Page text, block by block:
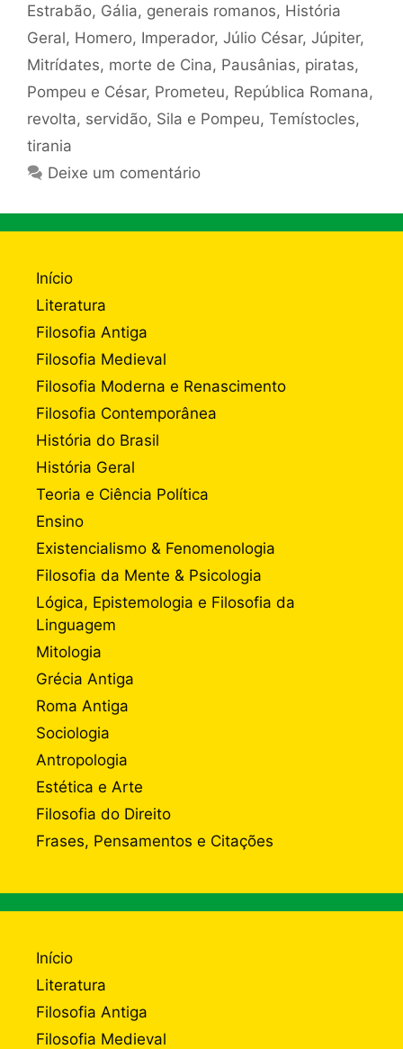
Estrabão, Gália, generais romanos, História
Geral, Homero, Imperador, Júlio César, Júpiter,
Mitrídates, morte de Cina, Pausânias, piratas,
Pompeu e César, Prometeu, República Romana,
revolta, servidão, Sila e Pompeu, Temístocles,
tirania
Deixe um comentário
Início
Literatura
Filosofia Antiga
Filosofia Medieval
Filosofia Moderna e Renascimento
Filosofia Contemporânea
História do Brasil
História Geral
Teoria e Ciência Política
Ensino
Existencialismo & Fenomenologia
Filosofia da Mente & Psicologia
Lógica, Epistemologia e Filosofia da
Linguagem
Mitologia
Grécia Antiga
Roma Antiga
Sociologia
Antropologia
Estética e Arte
Filosofia do Direito
Frases, Pensamentos e Citações
Início
Literatura
Filosofia Antiga
Filosofia Medieval